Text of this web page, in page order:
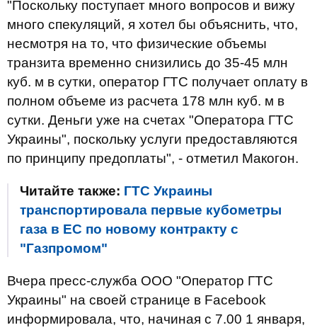
"Поскольку поступает много вопросов и вижу
много спекуляций, я хотел бы объяснить, что,
несмотря на то, что физические объемы
транзита временно снизились до 35-45 млн
куб. м в сутки, оператор ГТС получает оплату в
полном объеме из расчета 178 млн куб. м в
сутки. Деньги уже на счетах "Оператора ГТС
Украины", поскольку услуги предоставляются
по принципу предоплаты", - отметил Макогон.
Читайте также: ГТС Украины
транспортировала первые кубометры
газа в ЕС по новому контракту с
"Газпромом"
Вчера пресс-служба ООО "Оператор ГТС
Украины" на своей странице в Facebook
информировала, что, начиная с 7.00 1 января,